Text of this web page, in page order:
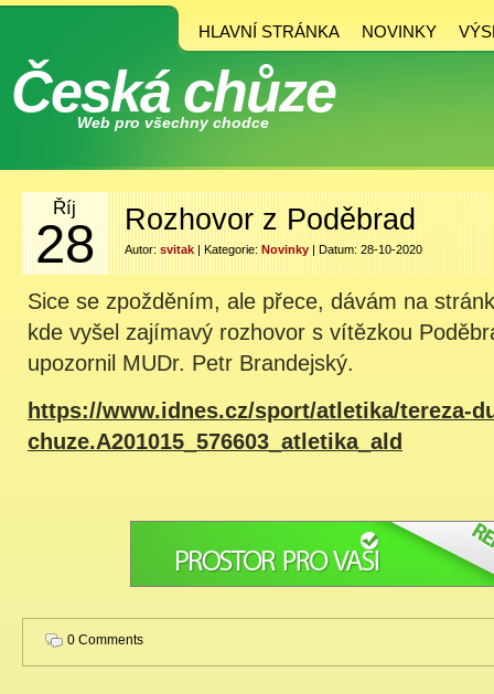
HLAVNÍ STRÁNKA NOVINKY
Česká chůze
Web pro všechny chodce
Říj
28 Rozhovor z Poděbrad
Autor: svitak | Kategorie: Novinky | Datum: 28-10-2020
Sice se zpožděním, ale přece, dávám na
kde vyšel zajímavý rozhovor s vítězkou
upozornil MUDr. Petr Brandejský.
https://www.idnes.cz/sport/atletika/tereza-
chuze.A201015_576603_atletika_ald
0 Comments